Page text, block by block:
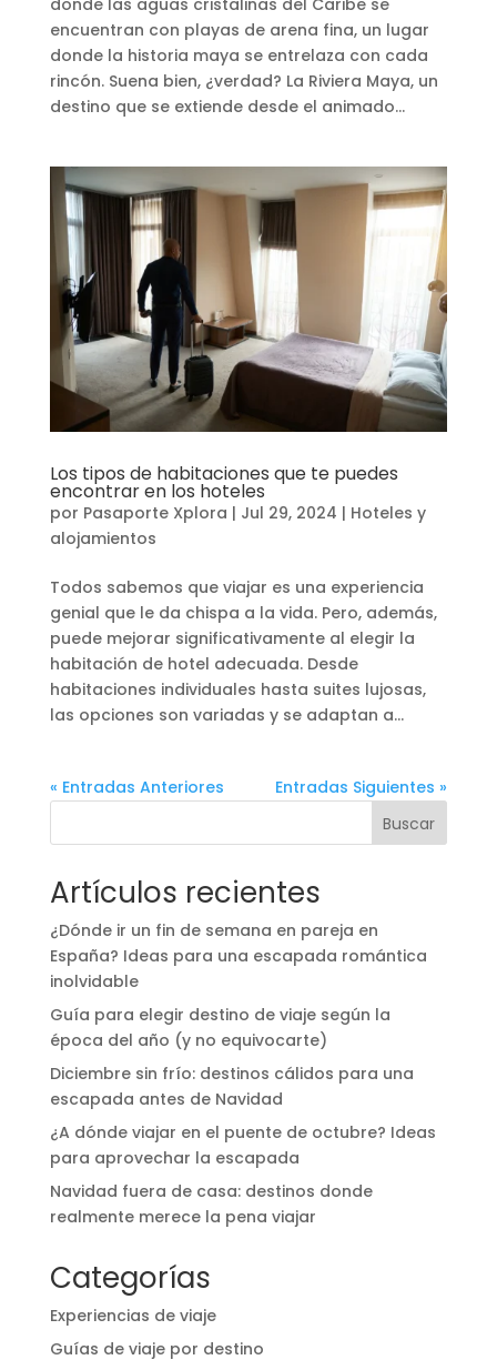
donde las aguas cristalinas del Caribe se
encuentran con playas de arena fina, un lugar
donde la historia maya se entrelaza con cada
rincón. Suena bien, ¿verdad? La Riviera Maya, un
destino que se extiende desde el animado...
Los tipos de habitaciones que te puedes
encontrar en los hoteles
por Pasaporte Xplora | Jul 29, 2024 | Hoteles y
alojamientos
Todos sabemos que viajar es una experiencia
genial que le da chispa a la vida. Pero, además,
puede mejorar significativamente al elegir la
habitación de hotel adecuada. Desde
habitaciones individuales hasta suites lujosas,
las opciones son variadas y se adaptan a...
« Entradas Anteriores
Entradas Siguientes »
Buscar
Artículos recientes
¿Dónde ir un fin de semana en pareja en
España? Ideas para una escapada romántica
inolvidable
Guía para elegir destino de viaje según la
época del año (y no equivocarte)
Diciembre sin frío: destinos cálidos para una
escapada antes de Navidad
¿A dónde viajar en el puente de octubre? Ideas
para aprovechar la escapada
Navidad fuera de casa: destinos donde
realmente merece la pena viajar
Categorías
Experiencias de viaje
Guías de viaje por destino